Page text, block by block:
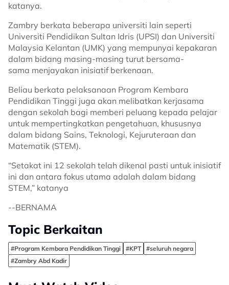
katanya.
Zambry berkata beberapa universiti lain seperti
Universiti Pendidikan Sultan Idris (UPSI) dan Universiti
Malaysia Kelantan (UMK) yang mempunyai kepakaran
dalam bidang masing-masing turut bersama-
sama menjayakan inisiatif berkenaan.
Beliau berkata pelaksanaan Program Kembara
Pendidikan Tinggi juga akan melibatkan kerjasama
dengan sekolah bagi memberi peluang kepada pelajar
untuk mempertingkatkan pengetahuan, khususnya
dalam bidang Sains, Teknologi, Kejuruteraan dan
Matematik (STEM).
“Setakat ini 12 sekolah telah dikenal pasti untuk inisiatif
ini dan antara fokus utama adalah dalam bidang
STEM,” katanya
--BERNAMA
Topic Berkaitan
#Program Kembara Pendidikan Tinggi #KPT
#seluruh negara
#Zambry Abd Kadir